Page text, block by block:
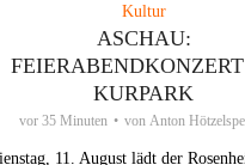
Kultur
ASCHAU:
KURPARK
vor 35 Minuten von Anton
11. August lädt der